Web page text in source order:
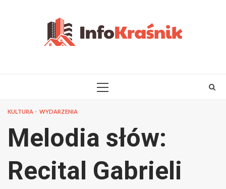
PRIMARY
KULTURA WYDARZENIA
Melodia słów:
Recital Gabrieli